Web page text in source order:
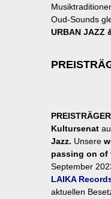
Oud-Sounds
URBAN JAZZ
PREISTRÄGER
Kultursenat
Jazz. Unsere
passing on of
September
LAIKA
aktuellen